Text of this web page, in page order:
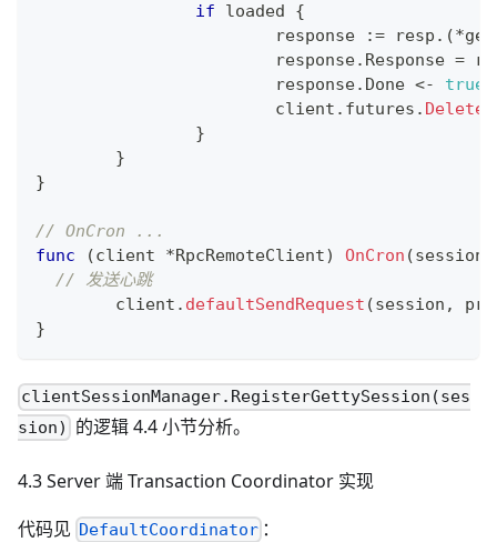
if loaded {
			response
:= resp . (*
			response
. Response =
			response
. Done <-
true
			client
. futures . Delete
}
}
}
// OnCron ...
func
(client *RpcRemoteClient) OnCron (session
// 发送心跳
	client
. defaultSendRequest (session ,
}
clientSessionManager.RegisterGettySession(ses
sion)
的逻辑 4.4 小节分析。
4.3 Server 端 Transaction Coordinator 实现
代码见 DefaultCoordinator ：